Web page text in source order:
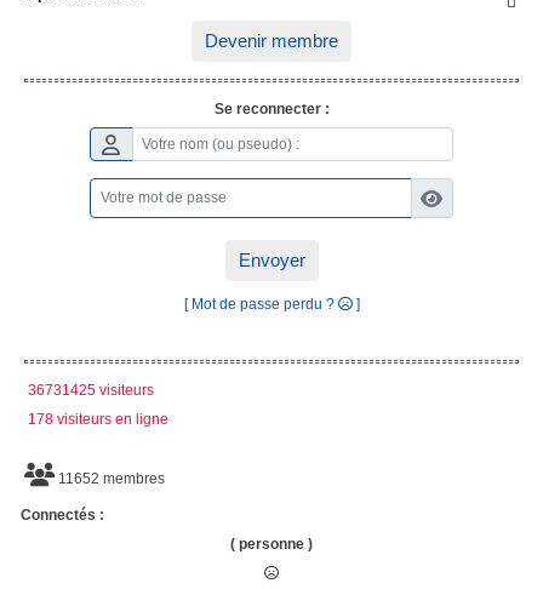
Devenir membre
Se reconnecter :
Envoyer
[ Mot de passe perdu ? ]
36731425 visiteurs
178 visiteurs en ligne
11652 membres
Connectés :
( personne )